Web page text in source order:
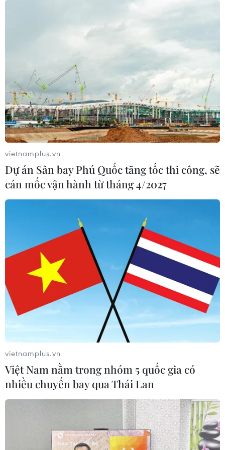
vietnamplus.vn
Dự án Sân bay Phú Quốc tăng tốc thi công, sẽ
cán mốc vận hành từ tháng 4/2027
vietnamplus.vn
Việt Nam nằm trong nhóm 5 quốc gia có
nhiều chuyến bay qua Thái Lan